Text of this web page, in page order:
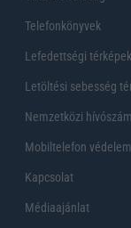
Telefonkönyvek
Lefedettségi térképek
Letöltési sebesség
Nemzetközi
Mobiltelefon
Kapcsolat
Médiaajánlat